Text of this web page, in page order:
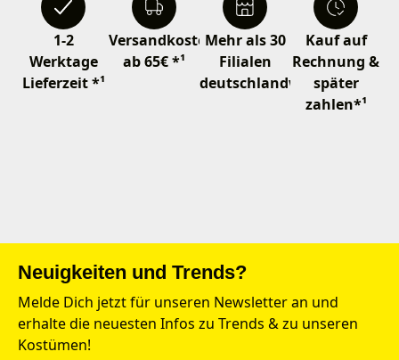
1-2
Werktage
Lieferzeit *¹
Versandkostenfrei
ab 65€ *¹
Mehr als 30
Filialen
deutschlandweit
Kauf auf
Rechnung &
später
zahlen*¹
Neuigkeiten und Trends?
Melde Dich jetzt für unseren Newsletter an und
erhalte die neuesten Infos zu Trends & zu unseren
Kostümen!